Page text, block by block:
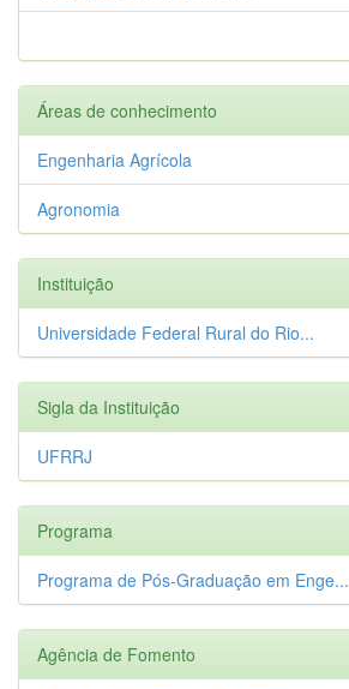
Áreas de conhecimento
Engenharia Agrícola
Agronomia
Instituição
Universidade Federal Rural do Rio...
Sigla da Instituição
UFRRJ
Programa
Programa de Pós-Graduação em Enge...
Agência de Fomento